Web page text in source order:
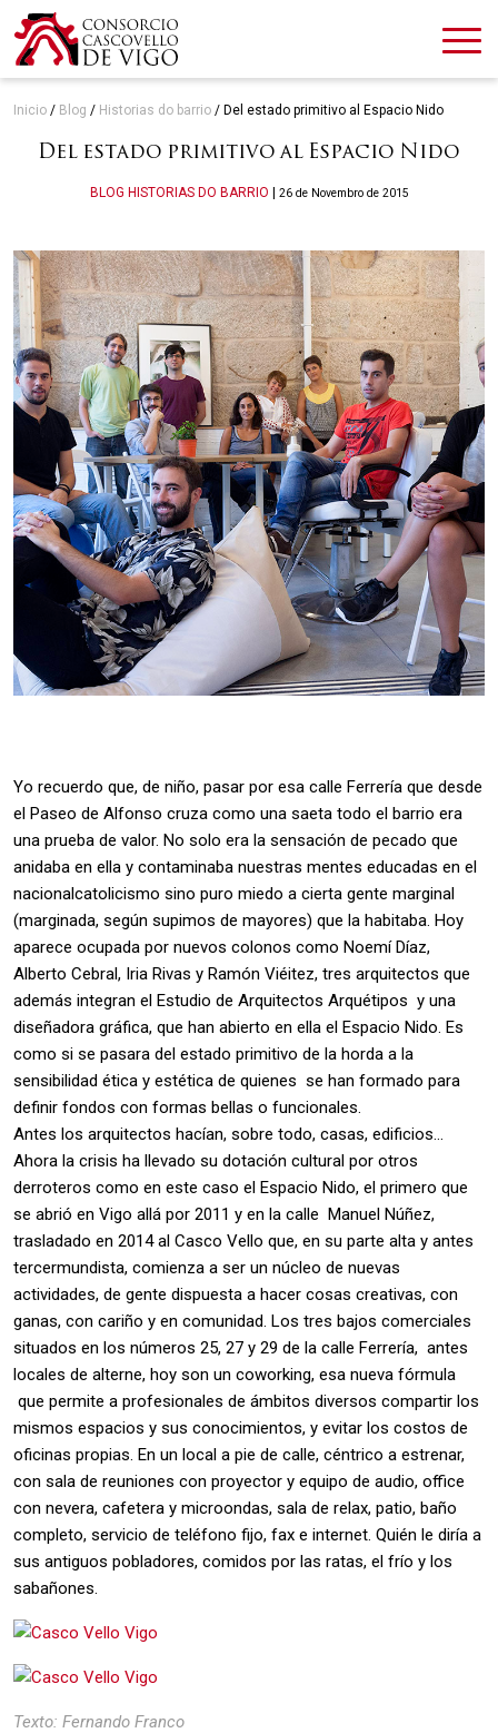
Inicio / Blog / Historias do barrio / Del estado primitivo al Espacio Nido
Del estado primitivo al Espacio Nido
Categories
BLOG HISTORIAS DO BARRIO 26 de Novembro de 2015
Yo recuerdo que, de niño, pasar por esa calle Ferrería que desde
el Paseo de Alfonso cruza como una saeta todo el barrio era
una prueba de valor. No solo era la sensación de pecado que
anidaba en ella y contaminaba nuestras mentes educadas en el
nacionalcatolicismo sino puro miedo a cierta gente marginal
(marginada, según supimos de mayores) que la habitaba. Hoy
aparece ocupada por nuevos colonos como Noemí Díaz,
Alberto Cebral, Iria Rivas y Ramón Viéitez, tres arquitectos que
además integran el Estudio de Arquitectos Arquétipos y una
diseñadora gráfica, que han abierto en ella el Espacio Nido. Es
como si se pasara del estado primitivo de la horda a la
sensibilidad ética y estética de quienes se han formado para
definir fondos con formas bellas o funcionales.
Antes los arquitectos hacían, sobre todo, casas, edificios…
Ahora la crisis ha llevado su dotación cultural por otros
derroteros como en este caso el Espacio Nido, el primero que
se abrió en Vigo allá por 2011 y en la calle Manuel Núñez,
trasladado en 2014 al Casco Vello que, en su parte alta y antes
tercermundista, comienza a ser un núcleo de nuevas
actividades, de gente dispuesta a hacer cosas creativas, con
ganas, con cariño y en comunidad. Los tres bajos comerciales
situados en los números 25, 27 y 29 de la calle Ferrería, antes
locales de alterne, hoy son un coworking, esa nueva fórmula
que permite a profesionales de ámbitos diversos compartir los
mismos espacios y sus conocimientos, y evitar los costos de
oficinas propias. En un local a pie de calle, céntrico a estrenar,
con sala de reuniones con proyector y equipo de audio, office
con nevera, cafetera y microondas, sala de relax, patio, baño
completo, servicio de teléfono fijo, fax e internet. Quién le diría a
sus antiguos pobladores, comidos por las ratas, el frío y los
sabañones.
Texto: Fernando Franco